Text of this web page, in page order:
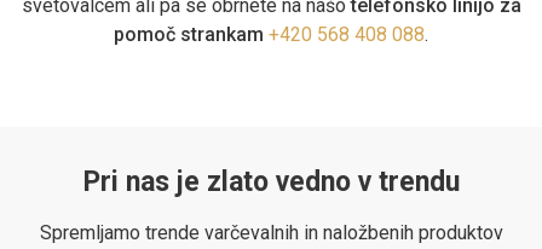
svetovalcem ali pa se obrnete na našotelefonsko linijo za
pomoč strankam +420 568 408 088.
Pri nas je zlato vedno v trendu
Spremljamo trende varčevalnih in naložbenih produktov